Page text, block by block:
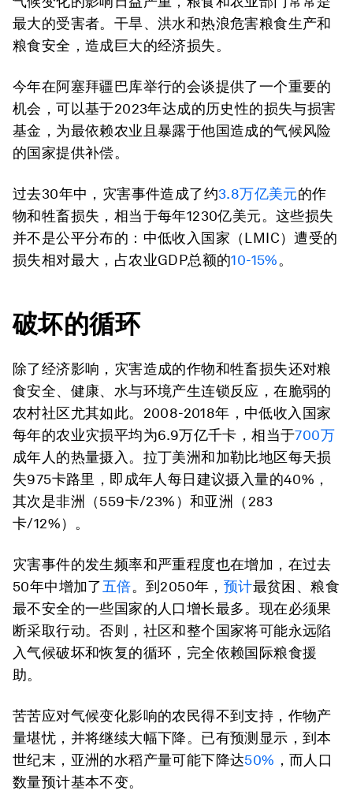
最大的受害者。干旱、洪水和热浪危害粮食生产和
粮食安全，造成巨大的经济损失。
今年在阿塞拜疆巴库举行的会谈提供了一个重要的
机会，可以基于2023年达成的历史性的损失与损害
基金，为最依赖农业且暴露于他国造成的气候风险
的国家提供补偿。
过去30年中，灾害事件造成了约3.8万亿美元的作
物和牲畜损失，相当于每年1230亿美元。这些损失
并不是公平分布的：中低收入国家（LMIC）遭受的
损失相对最大，占农业GDP总额的10-15%。
破坏的循环
除了经济影响，灾害造成的作物和牲畜损失还对粮
食安全、健康、水与环境产生连锁反应，在脆弱的
农村社区尤其如此。2008-2018年，中低收入国家
每年的农业灾损平均为6.9万亿千卡，相当于700万
成年人的热量摄入。拉丁美洲和加勒比地区每天损
失975卡路里，即成年人每日建议摄入量的40%，
其次是非洲（559卡/23%）和亚洲（283
卡/12%）。
灾害事件的发生频率和严重程度也在增加，在过去
50年中增加了五倍。到2050年， 预计最贫困、粮食
最不安全的一些国家的人口增长最多。现在必须果
断采取行动。否则，社区和整个国家将可能永远陷
入气候破坏和恢复的循环，完全依赖国际粮食援
助。
苦苦应对气候变化影响的农民得不到支持，作物产
量堪忧，并将继续大幅下降。已有预测显示，到本
世纪末，亚洲的水稻产量可能下降达50% ，而人口
数量预计基本不变。